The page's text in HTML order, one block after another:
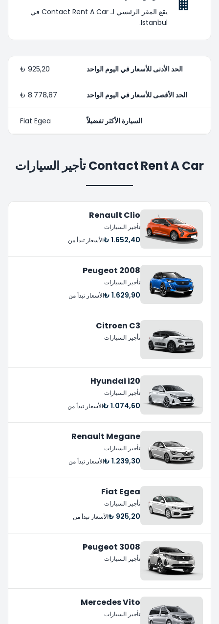
يقع المقر الرئيسي لـ Contact Rent A Car في
Istanbul.
الحد الأدنى للأسعار في اليوم الواحد 925,20 ₺
الحد الأقصى للأسعار في اليوم الواحد 8.778,87 ₺
السيارة الأكثر تفضيلاً Fiat Egea
Contact Rent A Car تأجير السيارات
Renault Clio
تأجير السيارات
1.652,40 ₺ الأسعار تبدأ من
Peugeot 2008
تأجير السيارات
1.629,90 ₺ الأسعار تبدأ من
Citroen C3
تأجير السيارات
Hyundai i20
تأجير السيارات
1.074,60 ₺ الأسعار تبدأ من
Renault Megane
تأجير السيارات
1.239,30 ₺ الأسعار تبدأ من
Fiat Egea
تأجير السيارات
925,20 ₺ الأسعار تبدأ من
Peugeot 3008
تأجير السيارات
Mercedes Vito
تأجير السيارات